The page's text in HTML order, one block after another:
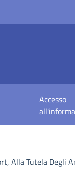
Accesso
Alla Tutela